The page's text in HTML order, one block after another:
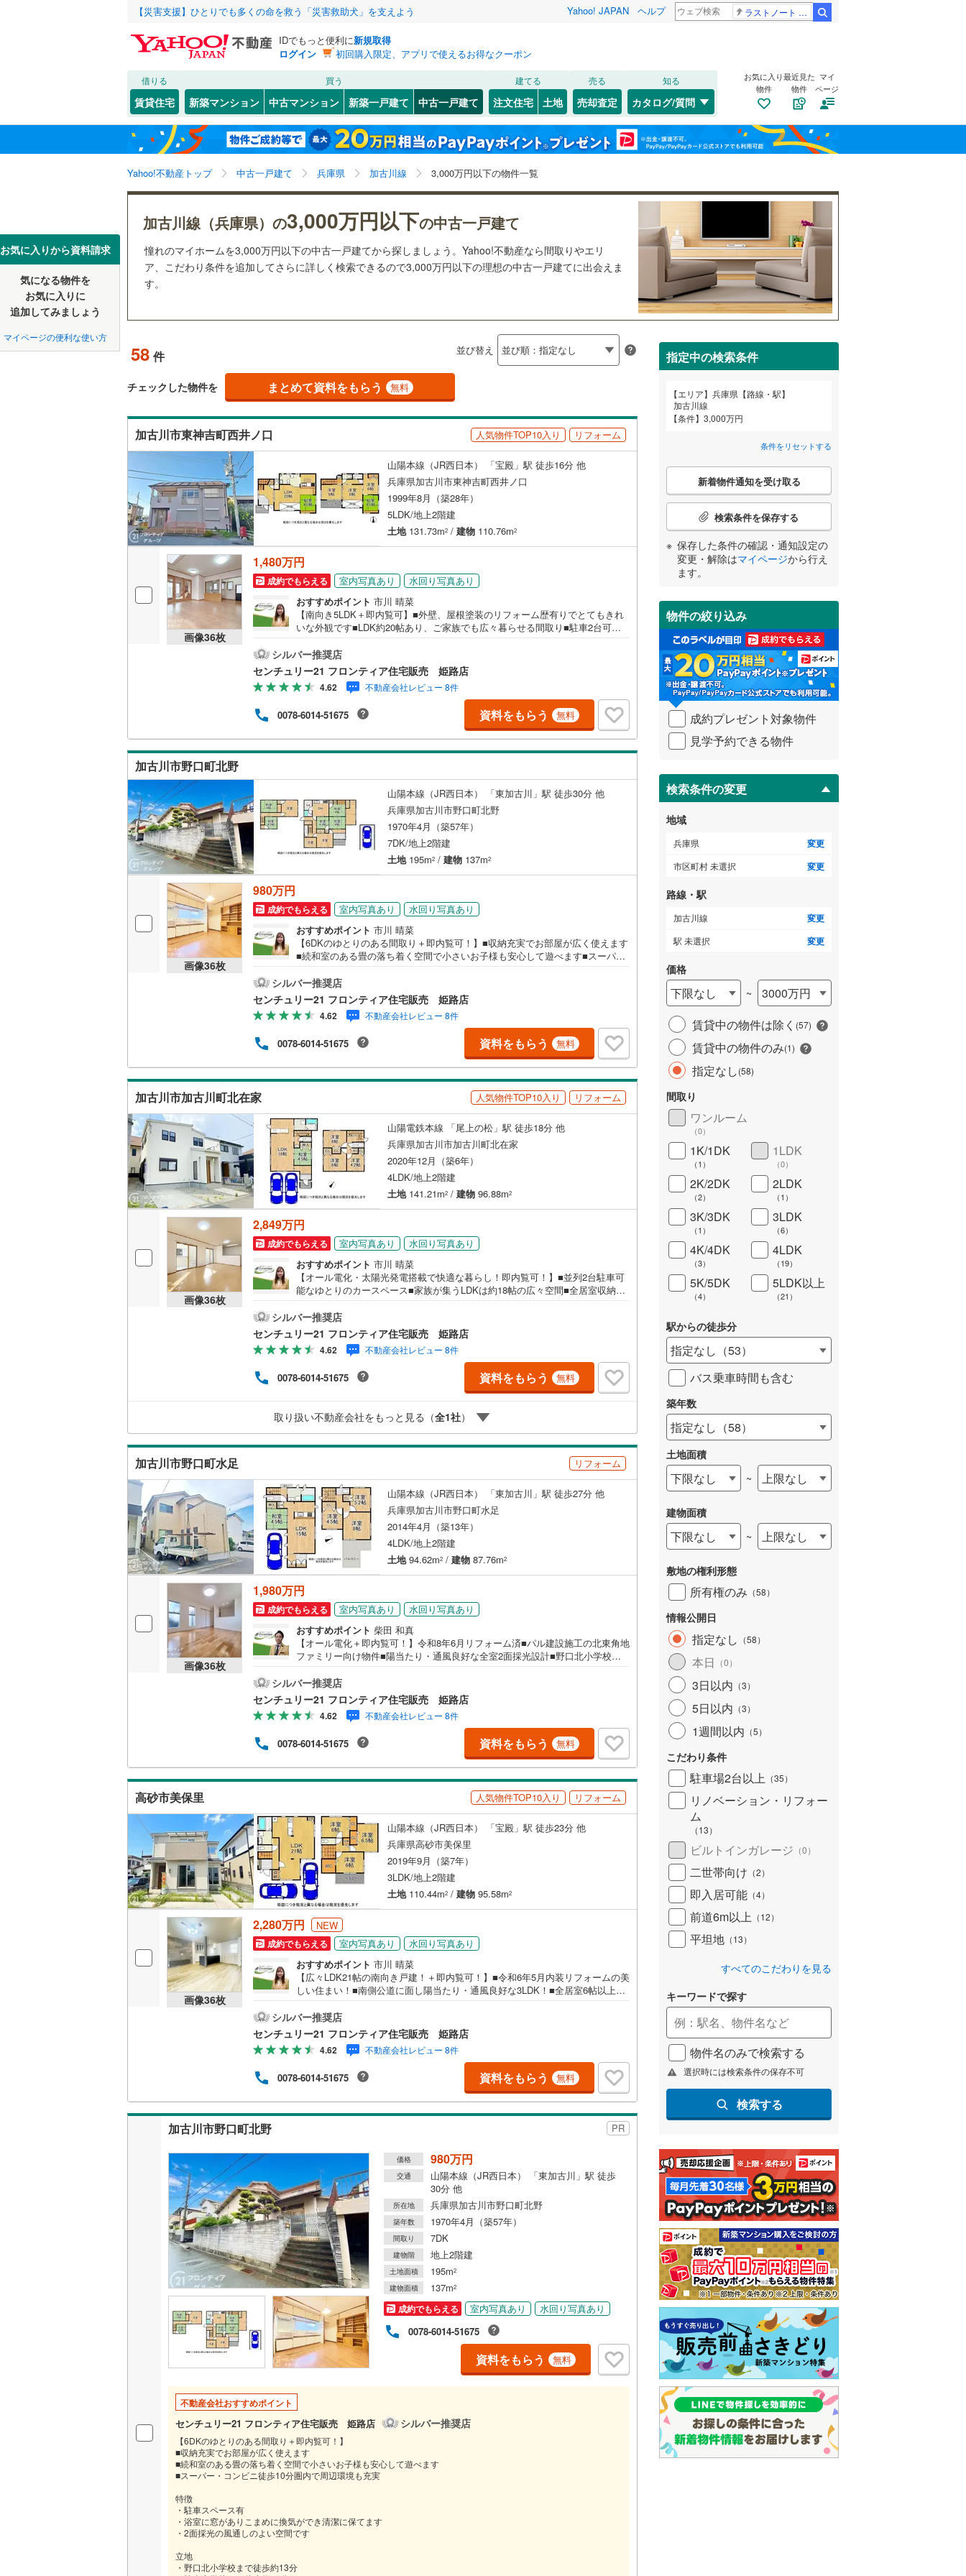
【災害支援】ひとりでも多くの命を救う「災害救助犬」を支えよう Yahoo! JAPAN ヘルプ ラストノート 内田有紀
IDでもっと便利に新規取得
ログイン
初回購入限定、アプリで使えるお得なクーポン
借りる
賃貸住宅
買う
新築マンション 中古マンション 新築一戸建て 中古一戸建て
建てる
注文住宅 土地
売る
売却査定
知る
カタログ/質問
お気に入り
物件
最近見た
物件
マイ
ページ
Yahoo!不動産トップ 中古一戸建て 兵庫県 加古川線 3,000万円以下の物件一覧
お気に入りから資料請求
気になる物件を
お気に入りに
追加してみましょう
マイページの便利な使い方
加古川線（兵庫県）の3,000万円以下の中古一戸建て
憧れのマイホームを3,000万円以下の中古一戸建てから探しましょう。Yahoo!不動産なら間取りやエリ
ア、こだわり条件を追加してさらに詳しく検索できるので3,000万円以下の理想の中古一戸建てに出会えま
す。
58 件 並び替え
チェックした物件を まとめて資料をもらう 無料
加古川市東神吉町西井ノ口 人気物件TOP10入り リフォーム
山陽本線（JR西日本） 「宝殿」駅 徒歩16分 他
兵庫県加古川市東神吉町西井ノ口
1999年8月（築28年）
5LDK/地上2階建
土地131.73m2 / 建物 110.76m2
画像36枚
1,480万円
成約でもらえる 室内写真あり
水回り写真あり
おすすめポイント 市川 晴菜
【南向き5LDK＋即内覧可】■外壁、屋根塗装のリフォーム歴有りでとてもきれ
いな外観です■LDK約20帖あり、ご家族でも広々暮らせる間取り■駐車2台可能
西角地につき、陽当たり・通風良好です・コンビニ徒歩8分、スーパー徒歩15分
でお買い物にも便利・対面式カウンターキッチンなので、お子様の様子を見守
りながらお料理することができます リフォーム内容・2019年5月:外壁、屋根塗
装・2021年5月:1階トイレ新調、1階和室の畳表替 立地・東神吉南小学校まで徒
歩約21分・神吉中学校まで徒歩約30分 弊社が選ばれる理由 1.お金の扱い方のプ
ロ、ファイナンシャルプランナーが資金計画をサポート！2.買い替えなどにも
対応できる売却専門チームあり！3.たくさんの銀行と繋がりがあるため、最も
低金利になるように審査が可能！4.物件のお引渡し後に必要になったお家のリ
フォームも弊社のリフォームプランナーがご提案！お気軽にお問合せくださ
シルバー推奨店
センチュリー21 フロンティア住宅販売 姫路店
4.62 不動産会社レビュー 8件
0078-6014-51675 資料をもらう 無料
加古川市野口町北野
山陽本線（JR西日本） 「東加古川」駅 徒歩30分 他
兵庫県加古川市野口町北野
1970年4月（築57年）
7DK/地上2階建
土地195m2 / 建物 137m2
画像36枚
980万円
成約でもらえる 室内写真あり
水回り写真あり
おすすめポイント 市川 晴菜
【6DKのゆとりのある間取り＋即内覧可！】■収納充実でお部屋が広く使えます
■続和室のある畳の落ち着く空間で小さいお子様も安心して遊べます■スーパ
がありこまめに換気ができ清潔に保てます・2面採光の風通しのよい空間です
立地・野口北小学校まで徒歩約13分・陵南中学校まで徒歩約24分 弊社が選ばれ
る理由 1.お金の扱い方のプロ、ファイナンシャルプランナーが資金計画をサポ
ート！2.買い替えなどにも対応できる売却専門チームあり！3.たくさんの銀行と
繋がりがあるため、最も低金利になるように審査が可能！4.物件のお引渡し後
に必要になったお家のリフォームも弊社のリフォームプランナーがご提案！5.
定期的にご連絡を繋ぎ、有事の際に迅速にサポートいたします弊社は専門家同
士が連携をとっているため、より多くの知見がございます。お気軽にお問合せ
ください！
シルバー推奨店
センチュリー21 フロンティア住宅販売 姫路店
4.62 不動産会社レビュー 8件
0078-6014-51675 資料をもらう 無料
加古川市加古川町北在家 人気物件TOP10入り リフォーム
山陽電鉄本線 「尾上の松」駅 徒歩18分 他
兵庫県加古川市加古川町北在家
2020年12月（築6年）
4LDK/地上2階建
土地141.21m2 / 建物 96.88m2
画像36枚
2,849万円
成約でもらえる 室内写真あり
水回り写真あり
おすすめポイント 市川 晴菜
【オール電化・太陽光発電搭載で快適な暮らし！即内覧可！】■並列2台駐車可
能なゆとりのカースペース■家族が集うLDKは約18帖の広々空間■全居室収納付
宅・お料理がはかどる食洗機やIHクッキングヒーター付きシステムキッチン・
雨の日の衣類乾燥や冬場の入浴に便利な浴室暖房乾燥機を完備・幅員約6mの広
い前面道路に面しておりお車の出し入れもスムーズ リフォーム内容（2026年6
月）・室内クリーニング、白蟻点検 立地・鳩里小学校まで徒歩約23分・加古川
中学校まで徒歩約14分 弊社が選ばれる理由 1.お金の扱い方のプロ、ファイナン
シャルプランナーが資金計画をサポート！2.買い替えなどにも対応できる売却
専門チームあり！3.たくさんの銀行と繋がりがあるため、最も低金利になるよ
のリフォームプランナーがご提案！5.定期的にご連絡を繋ぎ、有事の際に迅速
にサポートいたします！
シルバー推奨店
センチュリー21 フロンティア住宅販売 姫路店
4.62 不動産会社レビュー 8件
0078-6014-51675 資料をもらう 無料
取り扱い不動産会社をもっと見る（全1社）
加古川市野口町水足 リフォーム
山陽本線（JR西日本） 「東加古川」駅 徒歩27分 他
兵庫県加古川市野口町水足
2014年4月（築13年）
4LDK/地上2階建
土地94.62m2 / 建物 87.76m2
画像36枚
1,980万円
成約でもらえる 室内写真あり
水回り写真あり
おすすめポイント 柴田 和真
【オール電化＋即内覧可！】令和8年6月リフォーム済■パル建設施工の北東角地
ファミリー向け物件■陽当たり・通風良好な全室2面採光設計■野口北小学校ま
え 立地・野口北小学校まで徒歩約10分・陵南中学校まで徒歩約2分 弊社が選ば
れる理由 1.お金の扱い方のプロ、ファイナンシャルプランナーが資金計画をサ
ポート！2.買い替えなどにも対応できる売却専門チームあり！3.たくさんの銀行
と繋がりがあるため、最も低金利になるように審査が可能！4.物件のお引渡し
後に必要になったお家のリフォームも弊社のリフォームプランナーがご提案！
5.定期的にご連絡を繋ぎ、有事の際に迅速にサポートいたします弊社は専門家
同士が連携をとっているため、より多くの知見がございますお気軽にお問合せ
ください！
シルバー推奨店
センチュリー21 フロンティア住宅販売 姫路店
4.62 不動産会社レビュー 8件
0078-6014-51675 資料をもらう 無料
高砂市美保里 人気物件TOP10入り リフォーム
山陽本線（JR西日本） 「宝殿」駅 徒歩23分 他
兵庫県高砂市美保里
2019年9月（築7年）
3LDK/地上2階建
土地110.44m2 / 建物 95.58m2
画像36枚
2,280万円 NEW
成約でもらえる 室内写真あり
水回り写真あり
おすすめポイント 市川 晴菜
【広々LDK21帖の南向き戸建！＋即内覧可！】■令和6年5月内装リフォームの美
しい住まい！■南側公道に面し陽当たり・通風良好な3LDK！■全居室6帖以上＆
な公道・主寝室には大容量のウォークインクローゼットを配置・浴室に窓があ
り自然換気がスムーズで洗面所は独立設計 リフォーム内容・クロス張替・フロ
アタイルおよびCF張替・各種リペア工事・ハウスクリーニング 立地・高砂市立
米田小学校まで徒歩約11分・高砂市立宝殿中学校まで徒歩約20分 弊社が選ばれ
る理由 1.お金の扱い方のプロ、ファイナンシャルプランナーが資金計画をサポ
ート！2.買い替えなどにも対応できる売却専門チームあり！3.たくさんの銀行と
繋がりがあるため、最も低金利になるように審査が可能！4.物件のお引渡し後
に必要になったお家のリフォームも弊社のリフォームプランナーがご提案！5.
定期的にご連絡を繋ぎ、有事の際に迅速にサポートいたします
シルバー推奨店
センチュリー21 フロンティア住宅販売 姫路店
4.62 不動産会社レビュー 8件
0078-6014-51675 資料をもらう 無料
加古川市野口町北野 PR
価格 980万円
交通
山陽本線（JR西日本） 「東加古川」駅 徒歩
30分 他
所在地 兵庫県加古川市野口町北野
築年数 1970年4月（築57年）
間取り 7DK
建物階 地上2階建
土地面積 195m2
建物面積 137m2
成約でもらえる 室内写真あり
水回り写真あり
0078-6014-51675
資料をもらう 無料
不動産会社おすすめポイント
センチュリー21 フロンティア住宅販売 姫路店 シルバー推奨店
【6DKのゆとりのある間取り＋即内覧可！】
■収納充実でお部屋が広く使えます
■続和室のある畳の落ち着く空間で小さいお子様も安心して遊べます
■スーパー・コンビニ徒歩10分圏内で周辺環境も充実
特徴
・駐車スペース有
・浴室に窓がありこまめに換気ができ清潔に保てます
・2面採光の風通しのよい空間です
立地
・野口北小学校まで徒歩約13分
指定中の検索条件
エリア
兵庫県【路線・駅】
加古川線
条件
3,000万円
条件をリセットする
こ
検
条
件
受
け
取
る
・
条
件
を
イ
ペ
ジ
に
保
存
す
る
新着物件通知を受け取る
検索条件を保存する
保存した条件の確認・通知設定の
変更・解除はマイページから行え
ます。
物件の絞り込み
成約プレゼント対象物件
見学予約できる物件
検索条件の変更
地域
兵庫県 変更
市区町村 未選択 変更
路線・駅
加古川線 変更
駅 未選択 変更
価格
下限なし ~
3000万円
賃貸中の物件は除く (57)
賃貸中の物件のみ(1)
指定なし(58)
間取り
ワンルーム
（0）
1K/1DK
（1 ）
1LDK
（0）
2K/2DK
（2）
2LDK
（1 ）
3K/3DK
（1 ）
3LDK
（6）
4K/4DK
（3）
4LDK
（19）
5K/5DK
（4）
5LDK以上
（21 ）
駅からの徒歩分
指定なし （53）
バス乗車時間も含む
築年数
指定なし （58）
土地面積
下限なし ~ 上限なし
建物面積
下限なし ~ 上限なし
敷地の権利形態
所有権のみ （58）
情報公開日
指定なし （58）
本日 （0）
3日以内 （3）
5日以内 （3）
1週間以内 （5）
こだわり条件
駐車場2台以上 （35）
リノベーション・リフォー
ム
（13）
ビルトインガレージ （0）
二世帯向け （2）
即入居可能 （4）
前道6m以上 （12）
平坦地 （13）
すべてのこだわりを見る
キーワードで探す
物件名のみで検索する
選択時には検索条件の保存不可
検索する
北海道 北海道
東北 青森 岩手 宮城 秋田 山形 福島
関東 東京 神奈川 埼玉 千葉
長野 富山
東海 愛知 岐阜 静岡 三重
和歌山
中国 鳥取 島根 岡山 広島 山口
高知
福岡 佐賀 長崎 鹿児島
該当物件0件 この条件で検索する 条件をリセットする
神戸市 東灘区(15) 灘区(19) 兵庫区(8)
長田区(21) 須磨区(31) 垂水区(75)
北区
35 ) 中央区(0)
兵庫県のそのほ
姫路市(283) 尼崎市(84
西宮市(109) 洲本市(4) 芦屋市(5)
伊丹市(44 ) 相生市(8) 豊岡市(6)
西脇市(12)
小野市(1) 三田市(7)
加西市(3)
朝来市(6
宍粟市(4)
川辺郡猪名川町(34) 多可郡多可町(4)
加古郡稲美町 (1) 加古郡播磨町 神崎郡市川町(1)
神崎郡福崎町( 揖保郡太子町(10)
赤穂郡上郡町(0) 佐用郡佐用町(2) 美方郡香美町(0)
美方郡新温泉町(0)
該当物件0件 この条件で検索する 条件をリセットする
該当物件0件 この条件で検索する 条件をリセットする
JR 東海道本線（JR西日本）(106) 福知山線(185) 山陽本線（JR西日本）(
)
加古川線(58) 播但線(138) 姫新線(148
赤穂線(21) 山陰本線(6) 東西線(13)
山陽新幹線(137
神戸市営地下鉄西神・山手線(93
私鉄・その他 阪急神戸本線(117) 阪急今津線(87) 阪急伊丹線(49)
阪急甲陽線( 27) 阪急宝塚本線( 109) 阪神本線(95)
能勢電鉄妙見線(121)
山陽電鉄本線 ( 390) 山陽電鉄網干線(86)
神戸高速線（東西線） ( 26)
北条鉄道(
京都丹後鉄道宮豊線 ( 2
該当物件0件 この条件で検索する 条件をリセットする
(7) (4) (1) (0) (0) (0) (0) 青野ケ原 (4) (2) (2)
(7) ( (1) 日本へそ公園
(0)
(3) (1)
該当物件0件 この条件で検索する 条件をリセットする
こだわり条件 リフォーム、リノベーション
リノベーション・リフォーム
（13）
築古・築30年以上（35）
設備
駐車場2台以上 （ 35 ） ビルトインガレージ 太陽光発電システム（ 4）
ＴＶモニタ付インターホン
防犯カメラ（0）
間取り、居室全体
バリアフリー住宅（ 間取り変更可能（0）
二世帯向け（2） 3階建て以上（0）
サービスルーム（納戸）（5）
立地
0） 海まで2km以内（0） 小学校まで1km以内（8）
配置、向き、建ち方、日当たり
前道6m以上（ 角地（11） 南道路（11）
平坦地
LD
リビングダイニング15畳以上
キッチン
（2 対面キッチン（17）
販売、価格、契約、入居関連など
浴室
浴室乾燥機あり （10
ウォークインクローゼット
（6）
床下収納
バルコニー、庭
ウッドデッキあり
構造・規模・施工・品質・工法関連
耐震、免震、制震構造
（0）
住宅性能評価付き（0） 長期優良住宅（0）
オンライン対応
オンライン内見(相談)可（0） IT重説可（0）
オンライン対応とは？ 詳しく見る
該当物件0件 この条件で検索する 条件をリセットする
検索条件を保存しました
この検索条件の新着物件通知は、 マイページから設定できます。
保存した条件を見る
兵庫県、加古川線、3,000万円
検索条件を保存する
マイページ
閉じる お気に入りリストを見る
閉じる
閉じる お気に入りリストを見る
閉じる